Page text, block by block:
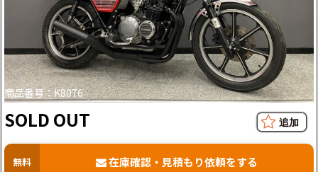
商品番号：K8076
SOLD OUT
無料 在庫確認・見積もり依頼をする